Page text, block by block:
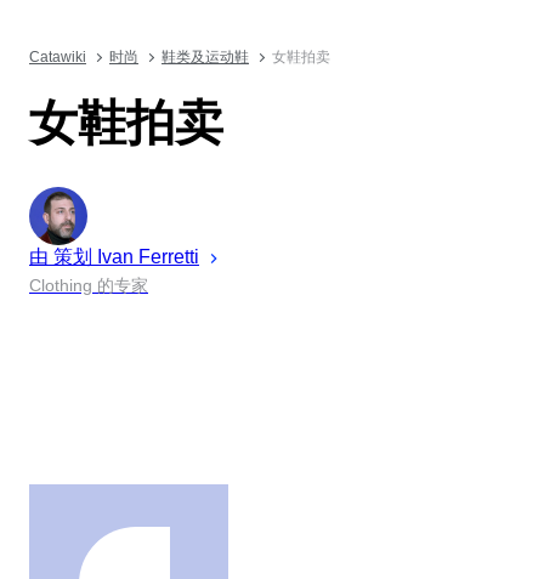
Catawiki 时尚 鞋类及运动鞋 女鞋拍卖
女鞋拍卖
由 策划 Ivan Ferretti
Clothing 的专家